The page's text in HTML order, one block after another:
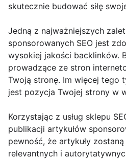
skutecznie budować siłę
Jedną z najważniejszych
sponsorowanych SEO jest
wysokiej jakości backlinków.
prowadzące ze stron
Twoją stronę. Im więcej tego
jest pozycja Twojej strony w
Korzystając z usług sklepu
publikacji artykułów
pewność, że artykuły
relevantnych i